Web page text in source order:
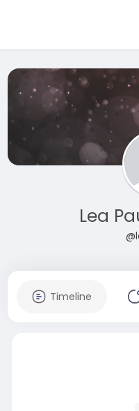
Lea
Timeline